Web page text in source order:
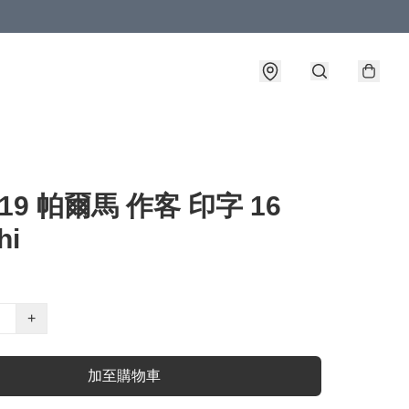
帕爾馬 作客 印字 16
+
加至購物車